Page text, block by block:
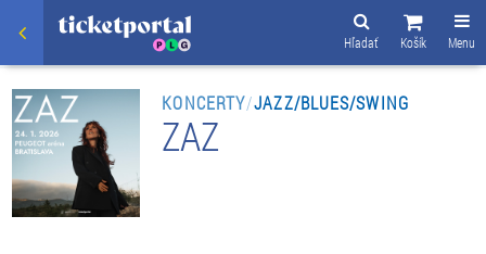
Menu
Košík
Hľadať
KONCERTY/JAZZ/BLUES/SWING
ZAZ